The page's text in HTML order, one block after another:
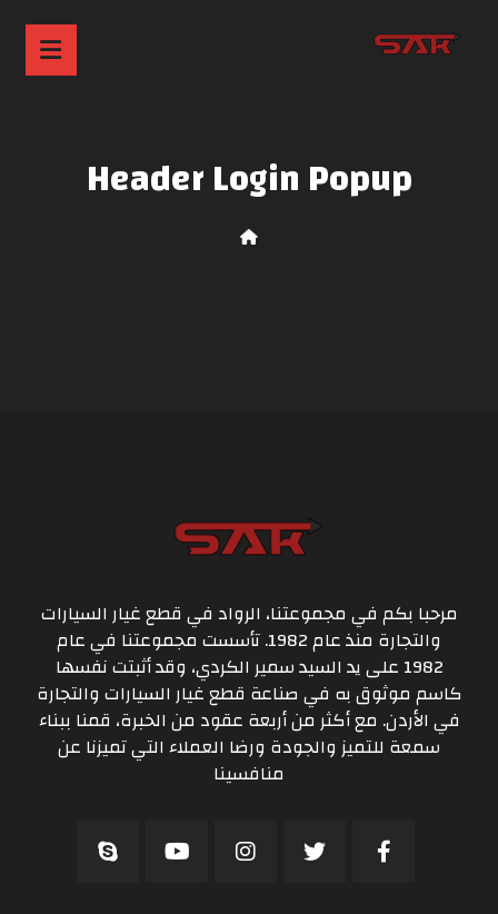
Header Login Popup
مرحبا بكم في مجموعتنا، الرواد في قطع غيار السيارات
والتجارة منذ عام 1982. تأسست مجموعتنا في عام
1982 على يد السيد سمير الكردي، وقد أثبتت نفسها
كاسم موثوق به في صناعة قطع غيار السيارات والتجارة
في الأردن. مع أكثر من أربعة عقود من الخبرة، قمنا ببناء
سمعة للتميز والجودة ورضا العملاء التي تميزنا عن
منافسينا